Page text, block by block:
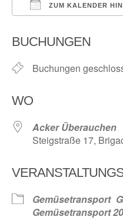
ZUM KALENDER
BUCHUNGEN
Buchungen
WO
Acker Überauchen
Steigstraße 17,
Gemüsetransport
Gemüsetransport